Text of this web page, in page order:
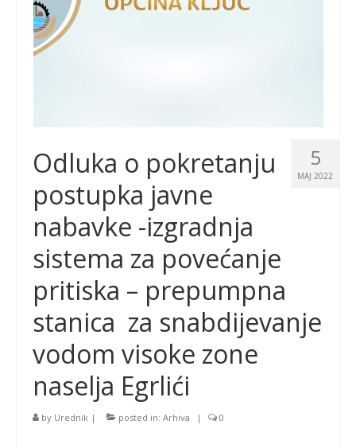
5
MAJ 2022
Odluka o pokretanju
postupka javne
nabavke -izgradnja
sistema za povećanje
pritiska – prepumpna
stanica za snabdijevanje
vodom visoke zone
naselja Egrlići
by Urednik | posted in: Arhiva | 0